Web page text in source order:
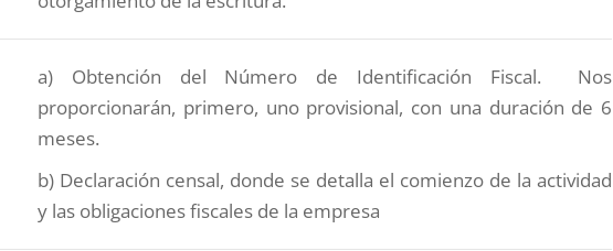
a) Obtención del Número de Identificación Fiscal. Nos
proporcionarán, primero, uno provisional, con una duración de 6
meses.
b) Declaración censal, donde se detalla el comienzo de la actividad
y las obligaciones fiscales de la empresa